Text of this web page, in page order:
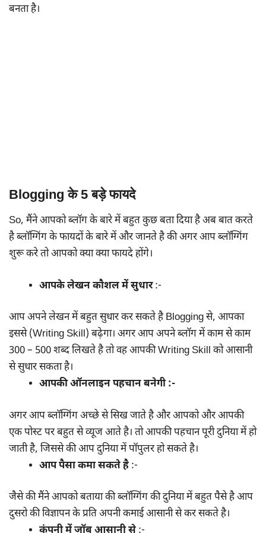
बनता है।
Blogging के 5 बड़े फायदे
So, मैंने आपको ब्लॉग के बारे में बहुत कुछ बता दिया है अब बात करते
है ब्लॉग्गिंग के फायदों के बारे में और जानते है की अगर आप ब्लॉग्गिंग
शुरू करे तो आपको क्या क्या फायदे होंगे।
आपके लेखन कौशल में सुधार:-
आप अपने लेखन में बहुत सुधार कर सकते है Blogging से, आपका
इससे (Writing Skill) बढ़ेगा। अगर आप अपने ब्लॉग में काम से काम
300 – 500 शब्द लिखते है तो वह आपकी Writing Skill को आसानी
से सुधार सकता है।
आपकी ऑनलाइन पहचान बनेगी :-
अगर आप ब्लॉग्गिंग अच्छे से सिख जाते है और आपको और आपकी
एक पोस्ट पर बहुत से व्यूज आते है। तो आपकी पहचान पूरी दुनिया में हो
जाती है, जिससे की आप दुनिया में पॉपुलर हो सकते है।
आप पैसा कमा सकते है :-
जैसे की मैंने आपको बताया की ब्लॉग्गिंग की दुनिया में बहुत पैसे है आप
दुसरो की विज्ञापन के प्रति अपनी कमाई आसानी से कर सकते है।